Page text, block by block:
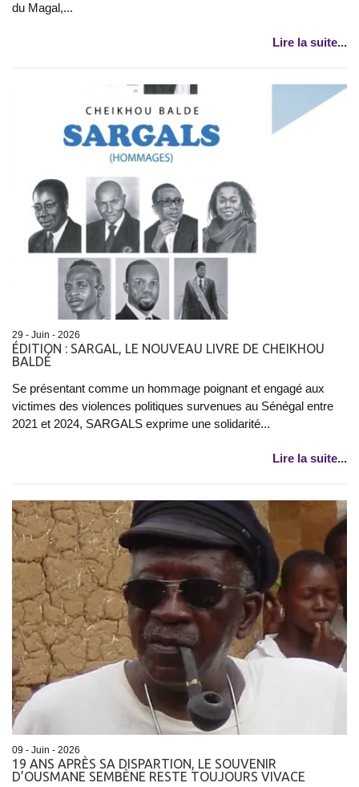
du Magal,...
Lire la suite...
29 - Juin - 2026
ÉDITION : SARGAL, LE NOUVEAU LIVRE DE CHEIKHOU
BALDÉ
Se présentant comme un hommage poignant et engagé aux
victimes des violences politiques survenues au Sénégal entre
2021 et 2024, SARGALS exprime une solidarité...
Lire la suite...
09 - Juin - 2026
19 ANS APRÈS SA DISPARTION, LE SOUVENIR
D’OUSMANE SEMBÈNE RESTE TOUJOURS VIVACE